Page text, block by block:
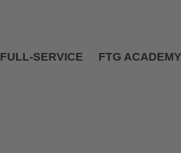
FULL-SERVICE FTG ACADEMY